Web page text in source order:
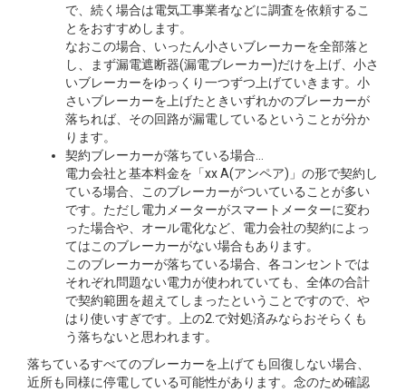
で、続く場合は電気工事業者などに調査を依頼するこ
とをおすすめします。
なおこの場合、いったん小さいブレーカーを全部落と
し、まず漏電遮断器(漏電ブレーカー)だけを上げ、小さ
いブレーカーをゆっくり一つずつ上げていきます。小
さいブレーカーを上げたときいずれかのブレーカーが
落ちれば、その回路が漏電しているということが分か
ります。
契約ブレーカーが落ちている場合…
電力会社と基本料金を「xx A(アンペア)」の形で契約し
ている場合、このブレーカーがついていることが多い
です。ただし電力メーターがスマートメーターに変わ
った場合や、オール電化など、電力会社の契約によっ
てはこのブレーカーがない場合もあります。
このブレーカーが落ちている場合、各コンセントでは
それぞれ問題ない電力が使われていても、全体の合計
で契約範囲を超えてしまったということですので、や
はり使いすぎです。上の2.で対処済みならおそらくも
う落ちないと思われます。
落ちているすべてのブレーカーを上げても回復しない場合、
近所も同様に停電している可能性があります。念のため確認